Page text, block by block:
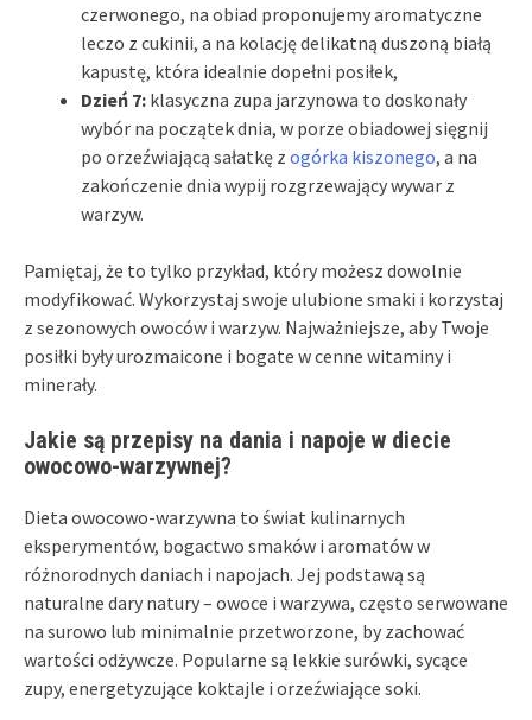
czerwonego, na obiad proponujemy aromatyczne
leczo z cukinii, a na kolację delikatną duszoną białą
kapustę, która idealnie dopełni posiłek,
Dzień 7: klasyczna zupa jarzynowa to doskonały
wybór na początek dnia, w porze obiadowej sięgnij
po orzeźwiającą sałatkę z ogórka kiszonego, a na
zakończenie dnia wypij rozgrzewający wywar z
warzyw.
Pamiętaj, że to tylko przykład, który możesz dowolnie
modyfikować. Wykorzystaj swoje ulubione smaki i korzystaj
z sezonowych owoców i warzyw. Najważniejsze, aby Twoje
posiłki były urozmaicone i bogate w cenne witaminy i
minerały.
Jakie są przepisy na dania i napoje w diecie
owocowo-warzywnej?
Dieta owocowo-warzywna to świat kulinarnych
eksperymentów, bogactwo smaków i aromatów w
różnorodnych daniach i napojach. Jej podstawą są
naturalne dary natury – owoce i warzywa, często serwowane
na surowo lub minimalnie przetworzone, by zachować
wartości odżywcze. Popularne są lekkie surówki, sycące
zupy, energetyzujące koktajle i orzeźwiające soki.